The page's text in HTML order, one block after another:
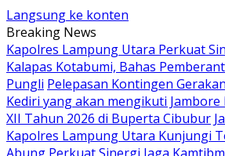
Langsung ke konten
Breaking News
Kapolres Lampung Utara Perkuat
Kalapas Kotabumi, Bahas
Pungli Pelepasan Kontingen
Kediri yang akan mengikuti Jambore
XII Tahun 2026 di Buperta Cibubur
Kapolres Lampung Utara Kunjungi